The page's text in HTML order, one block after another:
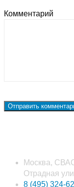
Комментарий
Москва,
Отрадная
8 (495) 324-